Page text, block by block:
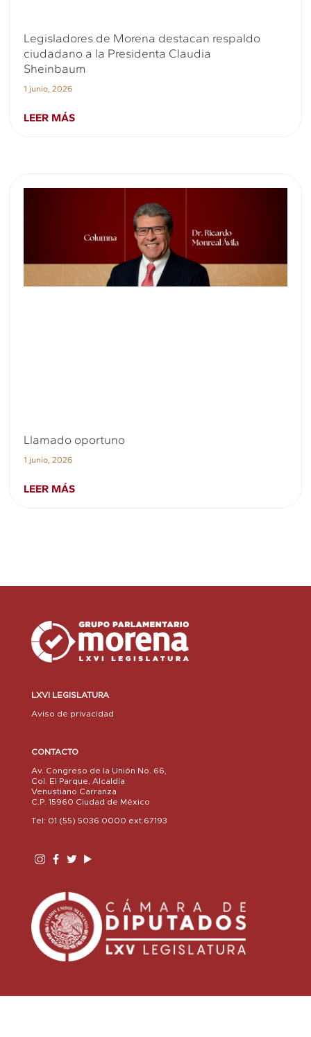
Legisladores de Morena destacan respaldo
ciudadano a la Presidenta Claudia
Sheinbaum
1 junio, 2026
LEER MÁS
Llamado oportuno
1 junio, 2026
LEER MÁS
LXVI LEGISLATURA
Aviso de privacidad
CONTACTO
Av. Congreso de la Unión No. 66,
Col. El Parque, Alcaldía
Venustiano Carranza
C.P. 15960 Ciudad de México
Tel: 01 (55) 5036 0000 ext.67193